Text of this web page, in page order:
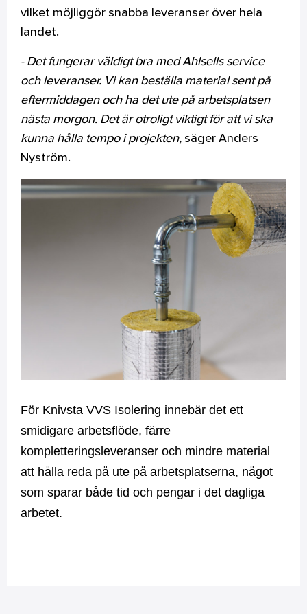
vilket möjliggör snabba leveranser över hela
landet.
- Det fungerar väldigt bra med Ahlsells service
och leveranser. Vi kan beställa material sent på
eftermiddagen och ha det ute på arbetsplatsen
nästa morgon. Det är otroligt viktigt för att vi ska
kunna hålla tempo i projekten, säger Anders
Nyström.
För Knivsta VVS Isolering innebär det ett
smidigare arbetsflöde, färre
kompletteringsleveranser och mindre material
att hålla reda på ute på arbetsplatserna, något
som sparar både tid och pengar i det dagliga
arbetet.